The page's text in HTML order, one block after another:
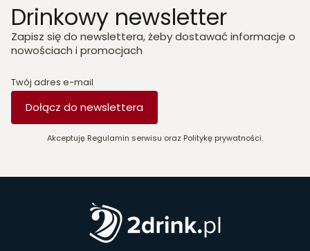
Drinkowy newsletter
Zapisz się do newslettera, żeby dostawać informacje o
nowościach i promocjach
Twój adres e-mail
Dołącz do newslettera
Akceptuję Regulamin serwisu oraz Politykę prywatności.